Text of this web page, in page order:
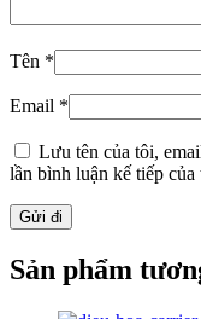
Tên *
Email *
Lưu tên của tôi,
lần bình luận kế tiếp của
Sản phẩm